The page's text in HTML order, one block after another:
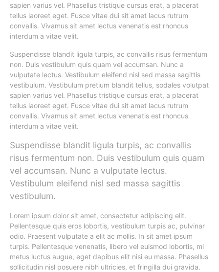
sapien varius vel. Phasellus tristique cursus erat, a placerat
tellus laoreet eget. Fusce vitae dui sit amet lacus rutrum
convallis. Vivamus sit amet lectus venenatis est rhoncus
interdum a vitae velit.
Suspendisse blandit ligula turpis, ac convallis risus fermentum
non. Duis vestibulum quis quam vel accumsan. Nunc a
vulputate lectus. Vestibulum eleifend nisl sed massa sagittis
vestibulum. Vestibulum pretium blandit tellus, sodales volutpat
sapien varius vel. Phasellus tristique cursus erat, a placerat
tellus laoreet eget. Fusce vitae dui sit amet lacus rutrum
convallis. Vivamus sit amet lectus venenatis est rhoncus
interdum a vitae velit.
Suspendisse blandit ligula turpis, ac convallis
risus fermentum non. Duis vestibulum quis quam
vel accumsan. Nunc a vulputate lectus.
Vestibulum eleifend nisl sed massa sagittis
vestibulum.
Lorem ipsum dolor sit amet, consectetur adipiscing elit.
Pellentesque quis eros lobortis, vestibulum turpis ac, pulvinar
odio. Praesent vulputate a elit ac mollis. In sit amet ipsum
turpis. Pellentesque venenatis, libero vel euismod lobortis, mi
metus luctus augue, eget dapibus elit nisi eu massa. Phasellus
sollicitudin nisl posuere nibh ultricies, et fringilla dui gravida.